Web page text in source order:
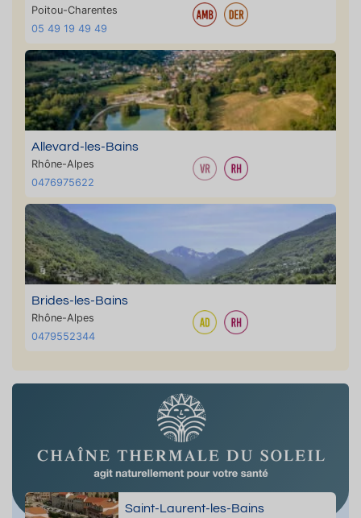
Poitou-Charentes
05 49 19 49 49
Allevard-les-Bains
Rhône-Alpes
0476975622
Brides-les-Bains
Rhône-Alpes
0479552344
Saint-Laurent-les-Bains